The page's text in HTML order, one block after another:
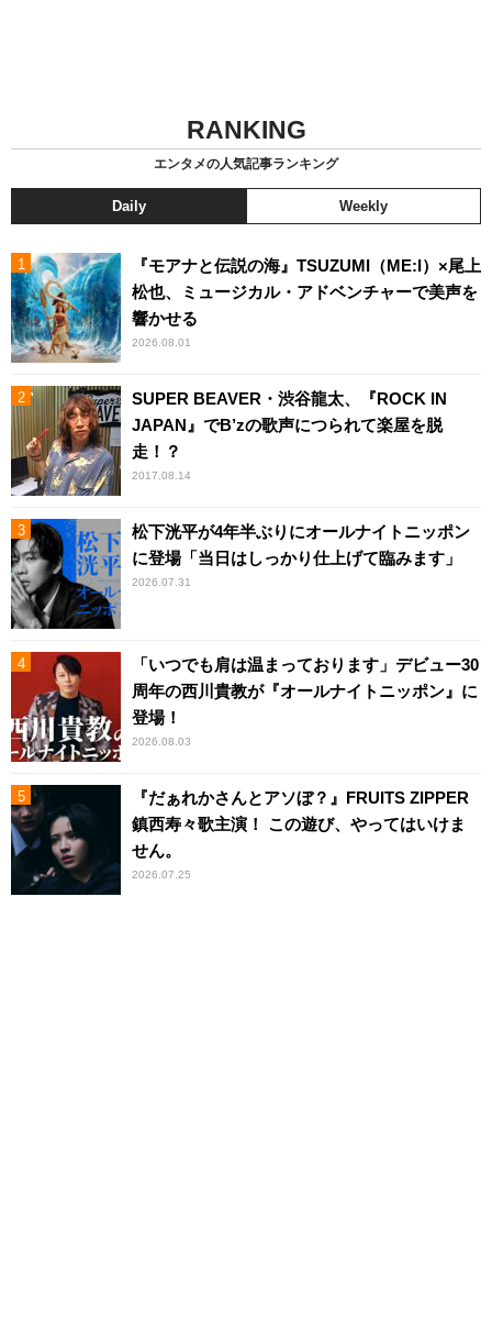
RANKING
エンタメの人気記事ランキング
Daily Weekly
『モアナと伝説の海』TSUZUMI（ME:I）×尾上
松也、ミュージカル・アドベンチャーで美声を
響かせる
2026.08.01
SUPER BEAVER・渋谷龍太、『ROCK IN
JAPAN』でB’zの歌声につられて楽屋を脱
走！？
2017.08.14
松下洸平が4年半ぶりにオールナイトニッポン
に登場「当日はしっかり仕上げて臨みます」
2026.07.31
「いつでも肩は温まっております」デビュー30
周年の西川貴教が『オールナイトニッポン』に
登場！
2026.08.03
『だぁれかさんとアソぼ？』FRUITS ZIPPER
鎮西寿々歌主演！ この遊び、やってはいけま
せん。
2026.07.25